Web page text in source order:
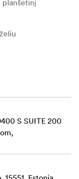
planšetinį
nailono ir
S SUITE 200